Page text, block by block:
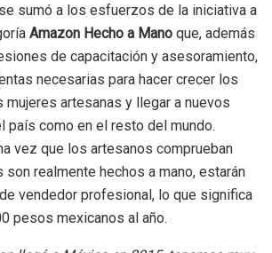
sumó a los esfuerzos de la iniciativa a
Amazon Hecho a Mano que, además
de capacitación y asesoramiento,
necesarias para hacer crecer los
artesanas y llegar a nuevos
país como en el resto del mundo.
vez que los artesanos comprueban
realmente hechos a mano, estarán
vendedor profesional, lo que significa
pesos mexicanos al año.